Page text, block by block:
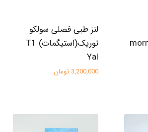
لنز طبی فصلی سولکو
توریک(استیگمات) T1
Yal
3,200,000 تومان